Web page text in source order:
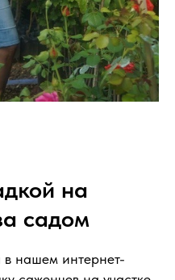
на
садом
в нашем интернет-